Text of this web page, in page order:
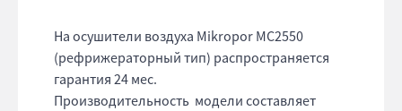
На осушители воздуха Mikropor MC2550
(рефрижераторный тип) распространяется
гарантия 24 мес.
Производительность модели составляет